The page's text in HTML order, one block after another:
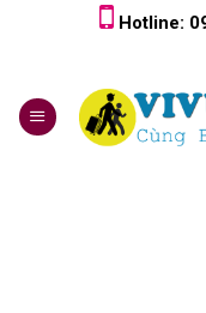
Hotline: